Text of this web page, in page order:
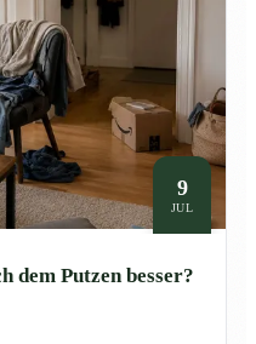
9
JUL
dem Putzen besser?